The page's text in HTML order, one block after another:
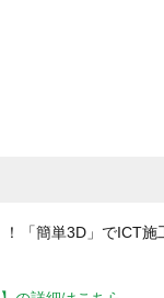
「簡単3D」でICT施